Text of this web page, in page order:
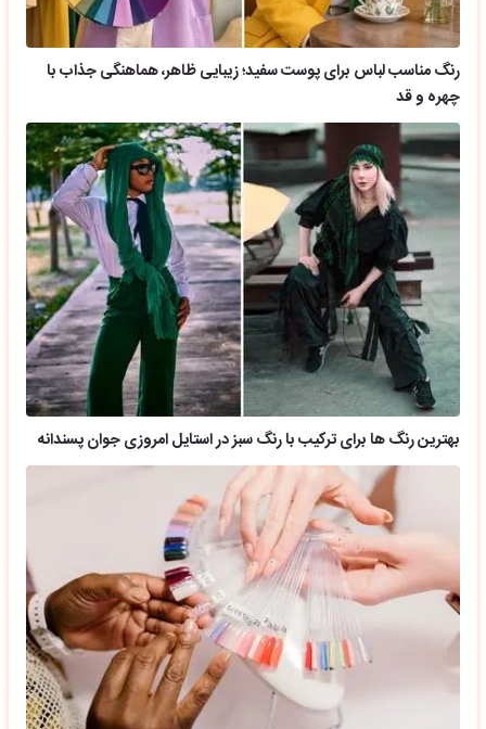
رنگ مناسب لباس برای پوست سفید؛ زیبایی ظاهر، هماهنگی جذاب با
چهره و قد
بهترین رنگ ها برای ترکیب با رنگ سبز در استایل امروزی جوان پسندانه